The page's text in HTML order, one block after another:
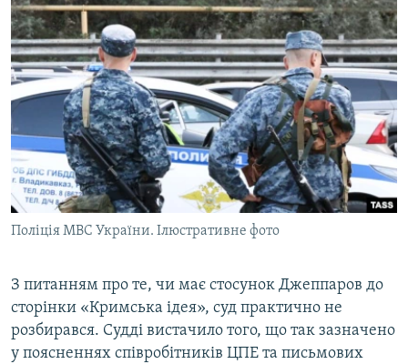
Поліція МВС України. Ілюстративне фото
З питанням про те, чи має стосунок Джеппаров до
сторінки «Кримська ідея», суд практично не
розбирався. Судді вистачило того, що так зазначено
у поясненнях співробітників ЦПЕ та письмових